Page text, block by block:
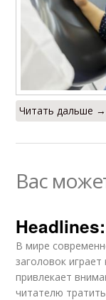
Читать дальше →
Вас
Headlines:
В мире
заголовок
привлекает
читателю